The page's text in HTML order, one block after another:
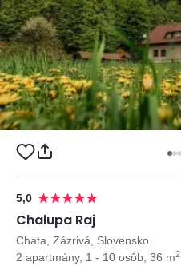
5,0
Chalupa Raj
Chata, Zázrivá, Slovensko
2 apartmány, 1 - 10 osôb, 36 m2